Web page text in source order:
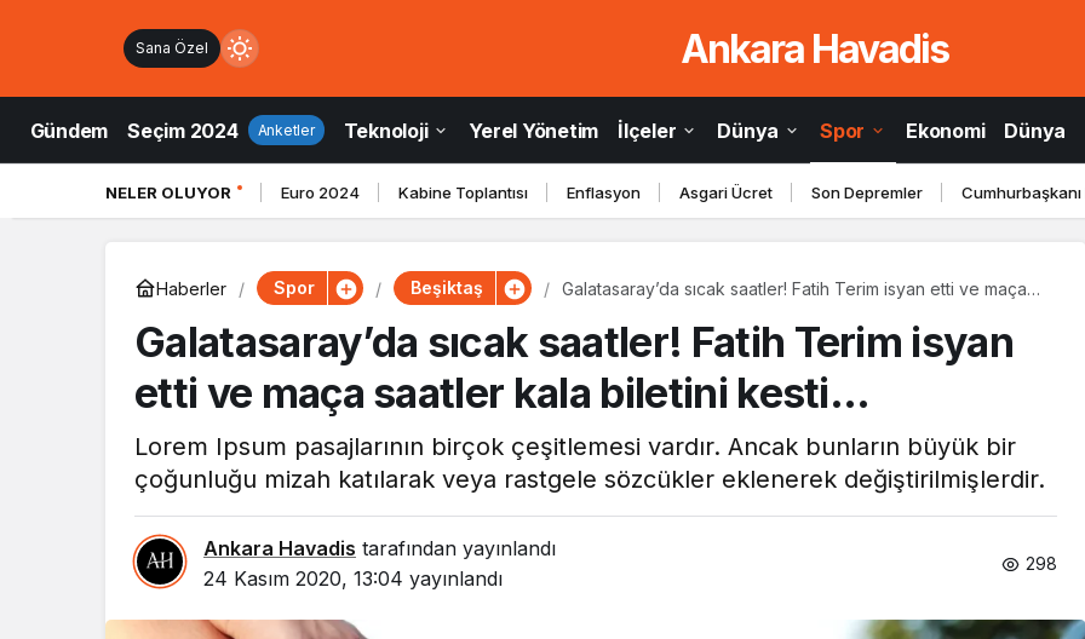
Sana Özel
Mod
Modu
Ankara Havadis
Gündem Seçim 2024 Anketler Teknoloji Yerel Yönetim İlçeler Dünya Spor Ekonomi Dünya
NELER OLUYOR Euro 2024 Kabine Toplantısı Enflasyon Asgari Ücret Son Depremler
Haberler Spor Beşiktaş
Galatasaray’da sıcak saatler! Fatih Terim isyan etti ve maça
Galatasaray’da sıcak saatler! Fatih Terim isyan
etti ve maça saatler kala biletini kesti…
Lorem Ipsum pasajlarının birçok çeşitlemesi vardır. Ancak bunların büyük bir
çoğunluğu mizah katılarak veya rastgele sözcükler eklenerek değiştirilmişlerdir.
Ankara Havadis tarafından yayınlandı
24 Kasım 2020, 13:04 yayınlandı
298